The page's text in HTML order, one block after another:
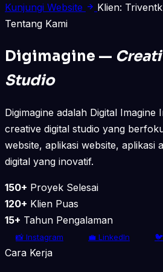
Kunjungi Website
Klien:
Tentang Kami
Digimagine —
Studio
Digimagine adalah Digital Imagine
creative digital studio yang
website, aplikasi website, aplikasi
digital yang inovatif.
150+ Proyek Selesai
120+ Klien Puas
15+ Tahun Pengalaman
📸 Instagram 💼 LinkedIn
Cara Kerja